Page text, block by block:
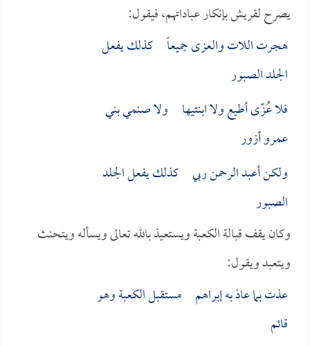
يصرح لقريش بإنكار عباداتهم، فيقول:
هجرت اللات والعزى جميعاً كذلك يفعل
الجلد الصبور
فلا عُزّى أطيع ولا ابنتيها ولا صنمي بني
عمرو أزور
ولكن أعبد الرحمن ربي كذلك يفعل الجلد
الصبور
وكان يقف قبالة الكعبة ويستعيذ بالله تعالى ويسأله ويتحنث
ويتعبد ويقول:
عذت بما عاذ به إبراهم مستقبل الكعبة وهو
قائم